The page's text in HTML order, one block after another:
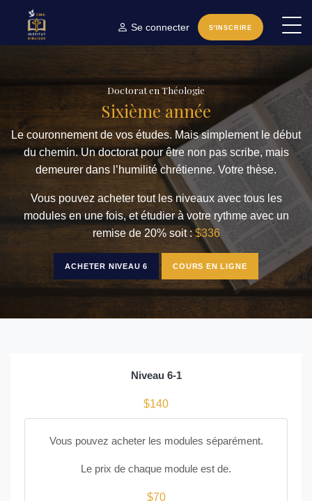
Se connecter S'INSCRIRE
Doctorat en Théologie
Sixième année
Le couronnement de vos études. Mais simplement le début
du chemin. Un doctorat pour être non pas scribe, mais
demeurer dans l’humilité chrétienne. Votre thèse.
Vous pouvez acheter tout les niveaux avec tous les
modules en une fois, et étudier à votre rythme avec un
remise de 20% soit :$336
ACHETER NIVEAU 6 COURS EN LIGNE
Niveau 6-1
$140
Vous pouvez acheter les modules séparément.
Le prix de chaque module est de.
$70